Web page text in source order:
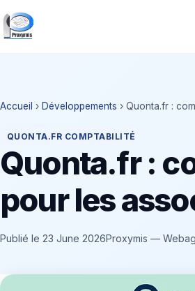
Accueil › Développements › Quonta.fr :
QUONTA.FR COMPTABILITÉ
Quonta.fr :
pour les
Publié le 23 June 2026Proxymis —